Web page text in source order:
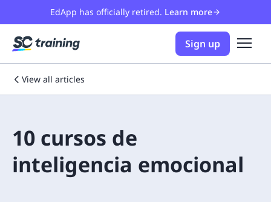
EdApp has officially retired. Learn more
Sign up
View all articles
10 cursos de
inteligencia emocional